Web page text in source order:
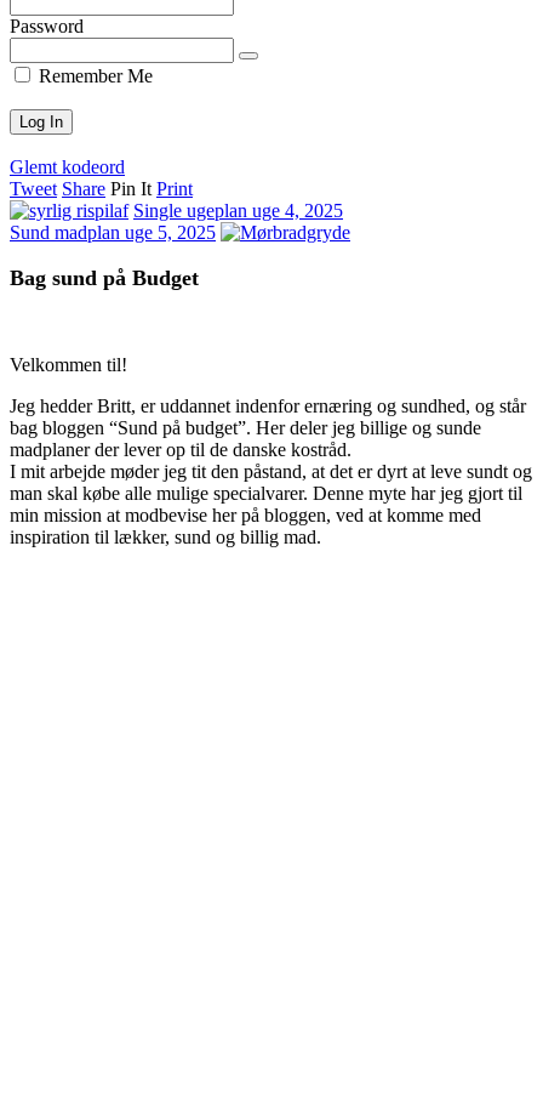
Password
Remember Me
Glemt kodeord
Tweet Share Pin It Print
Single ugeplan uge 4, 2025
Sund madplan uge 5, 2025
Bag sund på Budget
Velkommen til!
Jeg hedder Britt, er uddannet indenfor ernæring og sundhed, og står
bag bloggen “Sund på budget”. Her deler jeg billige og sunde
madplaner der lever op til de danske kostråd.
I mit arbejde møder jeg tit den påstand, at det er dyrt at leve sundt og
man skal købe alle mulige specialvarer. Denne myte har jeg gjort til
min mission at modbevise her på bloggen, ved at komme med
inspiration til lækker, sund og billig mad.